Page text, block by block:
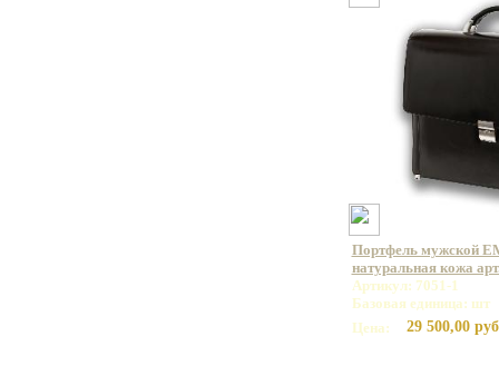
Портфель мужской
натуральная кожа
Артикул: 7051-1
Базовая единица: шт
Цена:
29 500,00